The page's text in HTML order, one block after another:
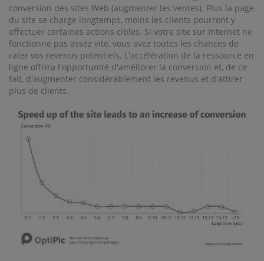
conversion des sites Web (augmenter les ventes). Plus la page
du site se charge longtemps, moins les clients pourront y
effectuer certaines actions cibles. Si votre site sur Internet ne
fonctionne pas assez vite, vous avez toutes les chances de
rater vos revenus potentiels. L'accélération de la ressource en
ligne offrira l'opportunité d'améliorer la conversion et, de ce
fait, d'augmenter considérablement les revenus et d'attirer
plus de clients.